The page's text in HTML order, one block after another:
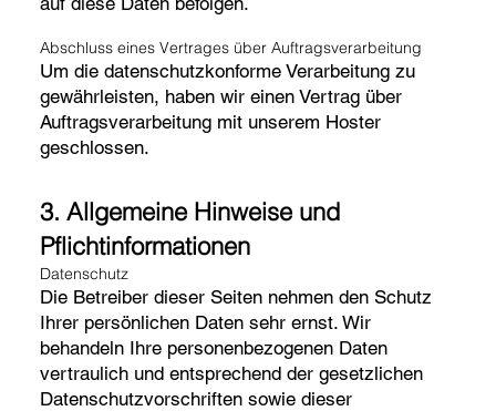
Abschluss eines Vertrages über Auftragsverarbeitung
Um die datenschutzkonforme Verarbeitung zu
gewährleisten, haben wir einen Vertrag über
Auftragsverarbeitung mit unserem Hoster
geschlossen.
3. Allgemeine Hinweise und
Pflichtinformationen
Datenschutz
Die Betreiber dieser Seiten nehmen den Schutz
Ihrer persönlichen Daten sehr ernst. Wir
behandeln Ihre personenbezogenen Daten
vertraulich und entsprechend der gesetzlichen
Datenschutzvorschriften sowie dieser